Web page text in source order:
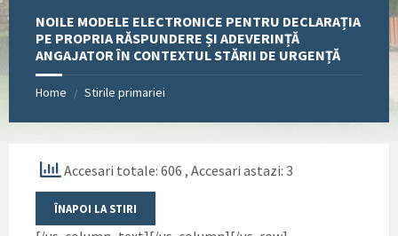
NOILE MODELE ELECTRONICE PENTRU DECLARAȚIA
PE PROPRIA RĂSPUNDERE ȘI ADEVERINȚĂ
ANGAJATOR ÎN CONTEXTUL STĂRII DE URGENȚĂ
Home / Stirile primariei
Accesari totale: 606 , Accesari astazi: 3